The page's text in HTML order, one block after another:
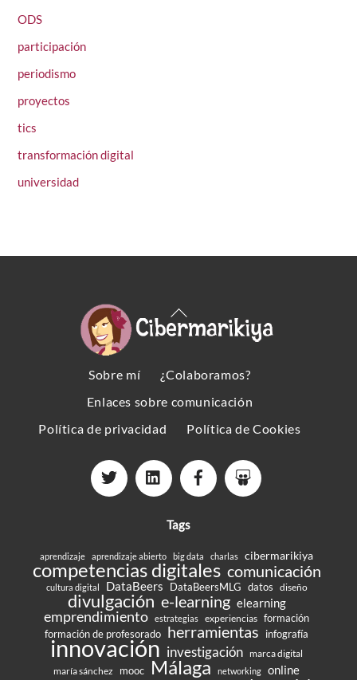
ODS
participación
periodismo
proyectos
tics
transformación digital
universidad
Back
To
Sobre mí
¿Colaboramos?
Enlaces sobre comunicación
Política de privacidad
Política de Cookies
Tags
aprendizaje aprendizaje abierto big data charlas cibermarikiya
competencias digitales comunicación
cultura digital DataBeers DataBeersMLG datos diseño
divulgación e-learning elearning
emprendimiento estrategias experiencias formación
formación de profesorado herramientas infografía
innovación investigación marca digital
maría sánchez
mooc Málaga networking online